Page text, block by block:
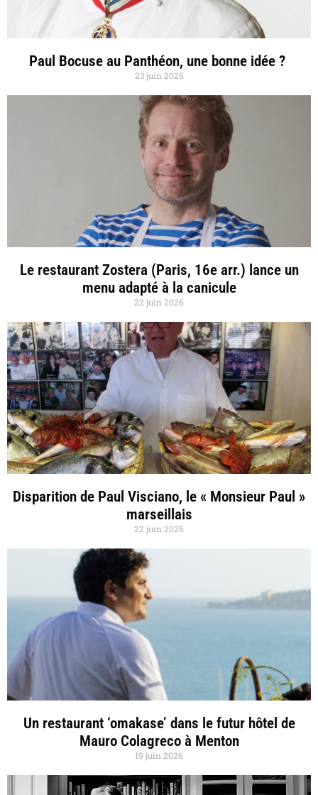
Paul Bocuse au Panthéon, une bonne idée ?
23 juin 2026
Le restaurant Zostera (Paris, 16e arr.) lance un
menu adapté à la canicule
22 juin 2026
Disparition de Paul Visciano, le « Monsieur Paul »
marseillais
22 juin 2026
Un restaurant ‘omakase’ dans le futur hôtel de
Mauro Colagreco à Menton
19 juin 2026